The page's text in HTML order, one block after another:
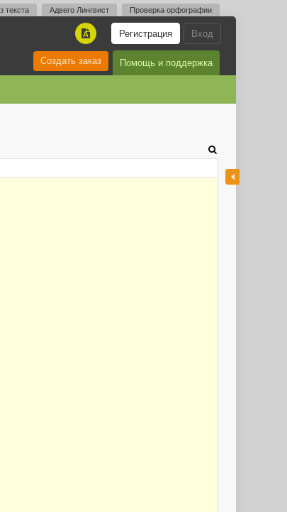
текста Адвего Лингвист Проверка орфографии
Вход
Регистрация
A
Помощь и поддержка
Создать заказ